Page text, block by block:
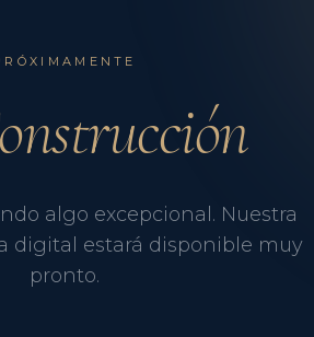
algo excepcional. Nuestra
digital estará disponible muy
pronto.